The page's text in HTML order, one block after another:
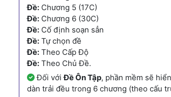
Đề: Chương 5 (17C)
Đề: Chương 6 (30C)
Đề: Cố định soạn sẳn
Đề: Tự chọn đề
Đề: Theo Cấp Độ
Đề: Theo Chủ Đề.
Đối vớiĐề Ôn Tập, phần mềm sẽ
dàn trải đều trong 6 chương (theo cấu